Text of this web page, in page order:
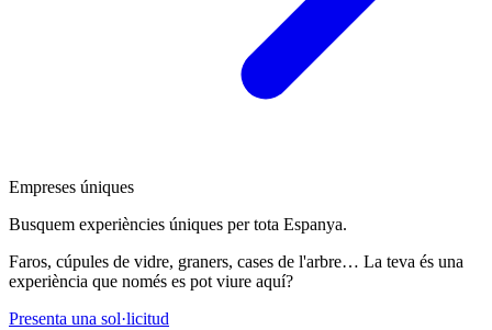
Empreses úniques
Busquem experiències úniques per tota Espanya.
Faros, cúpules de vidre, graners, cases de l'arbre… La teva és una
experiència que només es pot viure aquí?
Presenta una sol·licitud